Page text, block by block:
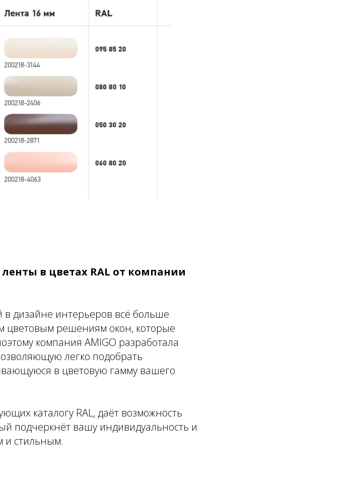
в цветах RAL от компании
дизайне интерьеров всё больше
цветовым решениям окон, которые
компания AMIGO разработала
легко подобрать
в цветовую гамму вашего
каталогу RAL, даёт возможность
подчеркнёт вашу индивидуальность и
и стильным.